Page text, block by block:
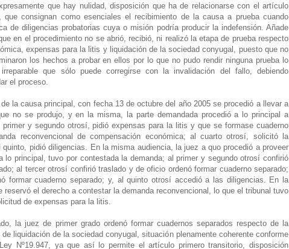
que hay nulidad, disposición que ha de relacionarse con el artículo
consignan como esenciales el recibimiento de la causa a prueba cuando
de diligencias probatorias cuya o misión podría producir la indefensión. Añade
en el procedimiento no se abrió, recibió, ni realizó la etapa de prueba respecto
expensas para la litis y liquidación de la sociedad conyugal, puesto que no
los hechos a probar en ellos por lo que no pudo rendir ninguna prueba lo
que sólo puede corregirse con la invalidación del fallo, debiendo
el proceso.
la causa principal, con fecha 13 de octubre del año 2005 se procedió a llevar a
no se produjo, y en la misma, la parte demandada procedió a lo principal a
y segundo otrosí, pidió expensas para la litis y que se formase cuaderno
reconvencional de compensación económica; al cuarto otrosí, solicitó la
pidió diligencias. En la misma audiencia, la juez a quo procedió a proveer
lo principal, tuvo por contestada la demanda; al primer y segundo otrosí confirió
al tercer otrosí confirió traslado y de oficio ordenó formar cuaderno separado;
formar cuaderno separado; y, al quinto otrosí accedió a las diligencias. En la
reservó el derecho a contestar la demanda reconvencional, lo que el tribunal tuvo
de expensas para la litis.
la juez de primer grado ordenó formar cuadernos separados respecto de la
liquidación de la sociedad conyugal, situación plenamente coherente conforme
Nº19.947, ya que así lo permite el artículo primero transitorio, disposición